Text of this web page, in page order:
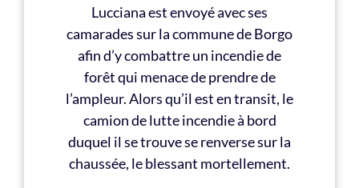
Lucciana est envoyé avec ses
camarades sur la commune de Borgo
afin d’y combattre un incendie de
forêt qui menace de prendre de
l’ampleur. Alors qu’il est en transit, le
camion de lutte incendie à bord
duquel il se trouve se renverse sur la
chaussée, le blessant mortellement.